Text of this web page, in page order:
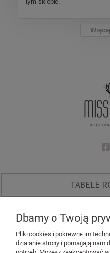
tym sklepie.
TABELE
INSTAGRAM -
Dbamy o Twoją
Pliki cookies i pokrewne im
działanie strony i pomagają